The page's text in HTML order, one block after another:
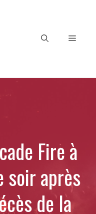
Menu
Fire à
soir après
de la